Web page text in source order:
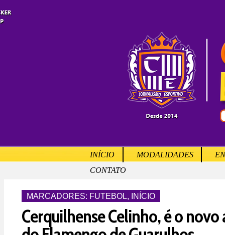
INÍCIO MODALIDADES
CONTATO
MARCADORES: FUTEBOL, INÍCIO
Cerquilhense Celinho, é o